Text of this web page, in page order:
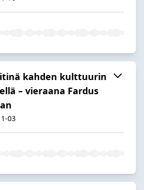
kahden kulttuurin
– vieraana Fardus
03